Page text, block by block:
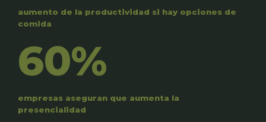
aumento de la productividad si hay opciones de
comida
60%
empresas aseguran que aumenta la
presencialidad